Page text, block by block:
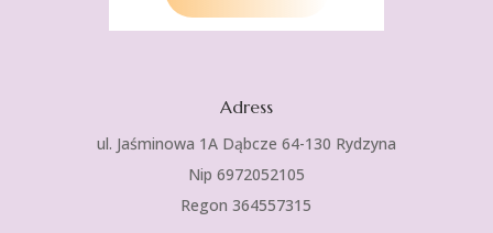
Adress
ul. Jaśminowa 1A Dąbcze 64-130 Rydzyna
Nip 6972052105
Regon 364557315